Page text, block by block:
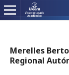
Merelles
Regional